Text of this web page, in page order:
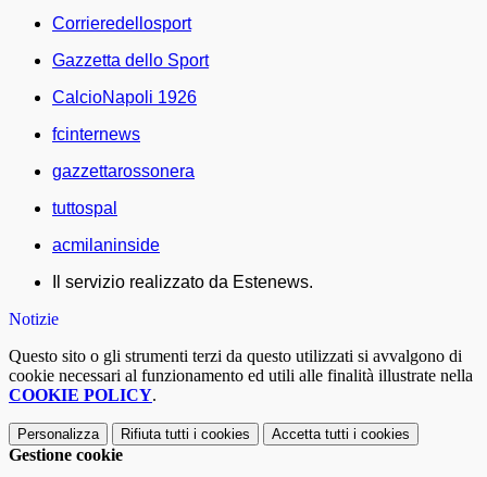
Corrieredellosport
Gazzetta dello Sport
CalcioNapoli 1926
fcinternews
gazzettarossonera
tuttospal
acmilaninside
Il servizio realizzato da Estenews.
Notizie
Questo sito o gli strumenti terzi da questo utilizzati si avvalgono di
cookie necessari al funzionamento ed utili alle finalità illustrate nella
COOKIE POLICY.
Personalizza Rifiuta tutti i cookies Accetta tutti i cookies
Gestione cookie